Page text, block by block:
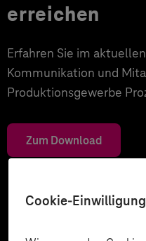
Cookie-
erreichen
Erfahren Sie im
Kommunikation und
Produktionsgewerbe
Zum Download